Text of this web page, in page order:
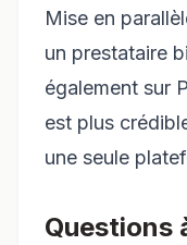
Mise en
un prestataire
également sur
est plus
une seule
Questions